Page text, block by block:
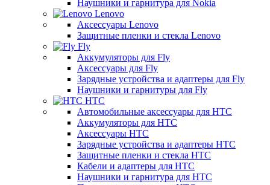
Наушники и гарнитура для Nokia
Lenovo
Аксессуары Lenovo
Защитные пленки и стекла Lenovo
Fly
Аккумуляторы для Fly
Аксессуары для Fly
Зарядные устройства и адаптеры для Fly
Наушники и гарнитуры для Fly
HTC
Автомобильные аксессуары для HTC
Аккумуляторы для HTC
Аксессуары HTC
Зарядные устройства и адаптеры HTC
Защитные пленки и стекла HTC
Кабели и адаптеры для HTC
Наушники и гарнитура для HTC